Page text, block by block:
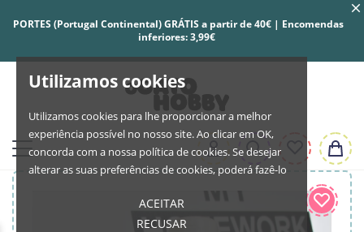
Utilizamos cookies
Utilizamos cookies para lhe proporcionar a melhor
experiência possível no nosso site. Ao clicar em OK,
concorda com a nossa política de cookies. Se desejar
alterar as suas preferências de cookies, poderá fazê-lo
ACEITAR
RECUSAR
PORTES (Portugal Continental) GRÁTIS a partir de 40€ | Encomendas
inferiores: 3,99€